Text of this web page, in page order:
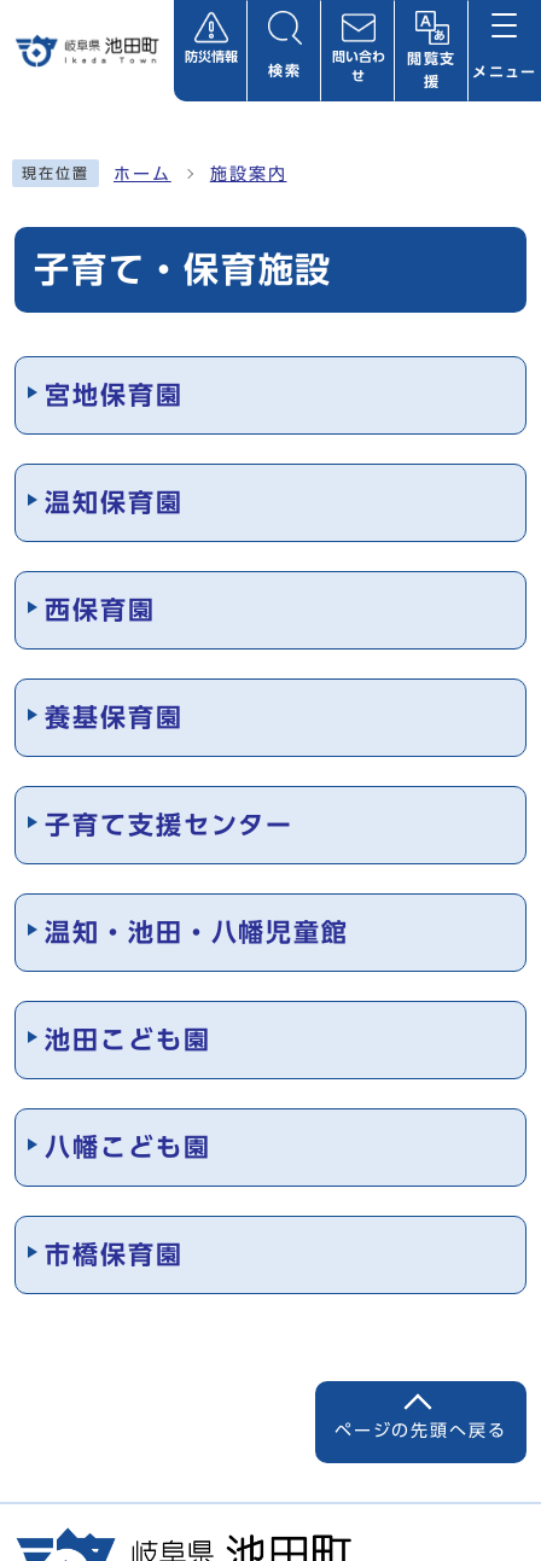
防災情報
検索
問い合わ
せ
閲覧支
援
メニュー
現在位置 ホーム 施設案内
子育て・保育施設
メインメニュー
宮地保育園
温知保育園
西保育園
養基保育園
子育て支援センター
温知・池田・八幡児童館
池田こども園
八幡こども園
市橋保育園
ページの先頭へ戻る